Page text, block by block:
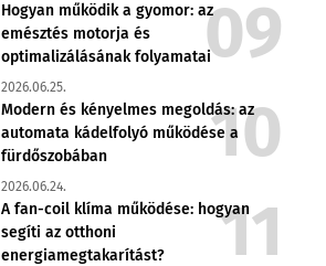
Hogyan működik a gyomor: az
emésztés motorja és
optimalizálásának folyamatai
2026.06.25.
Modern és kényelmes megoldás: az
automata kádelfolyó működése a
fürdőszobában
2026.06.24.
A fan-coil klíma működése: hogyan
segíti az otthoni
energiamegtakarítást?